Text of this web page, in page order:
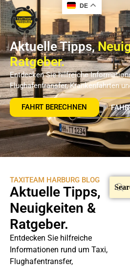
DE
Aktuelle Tipps,
Ratgeber.
Entdecken Sie hilfreiche
Flughafentransfer, Krankenfahrten
FAHRT BERECHNEN
TAXITEAM HARBURG BLOG
Aktuelle Tipps,
Neuigkeiten &
Ratgeber.
Entdecken Sie hilfreiche
Informationen rund um Taxi,
Flughafentransfer,